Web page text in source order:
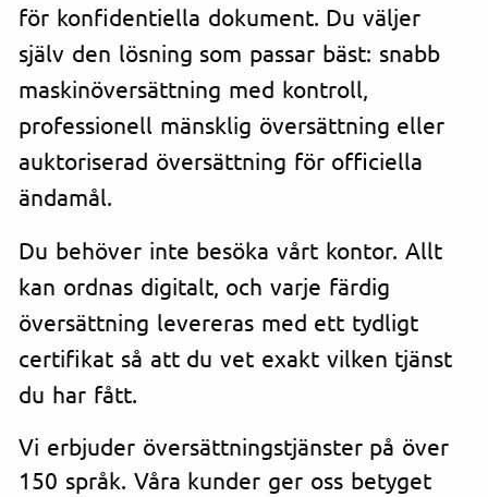
för konfidentiella dokument. Du väljer
själv den lösning som passar bäst: snabb
maskinöversättning med kontroll,
professionell mänsklig översättning eller
auktoriserad översättning för officiella
ändamål.
Du behöver inte besöka vårt kontor. Allt
kan ordnas digitalt, och varje färdig
översättning levereras med ett tydligt
certifikat så att du vet exakt vilken tjänst
du har fått.
Vi erbjuder översättningstjänster på över
150 språk. Våra kunder ger oss betyget